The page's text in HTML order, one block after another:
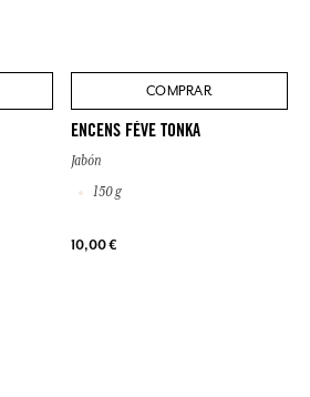
COMPRAR
ENCENS FÈVE TONKA
Jabón
150 g
10,00 €